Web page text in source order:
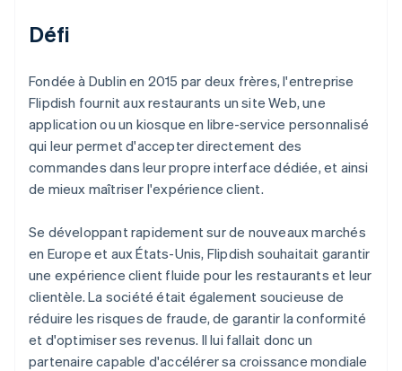
Défi
Fondée à Dublin en 2015 par deux frères, l'entreprise
Flipdish fournit aux restaurants un site Web, une
application ou un kiosque en libre-service personnalisé
qui leur permet d'accepter directement des
commandes dans leur propre interface dédiée, et ainsi
de mieux maîtriser l'expérience client.
Se développant rapidement sur de nouveaux marchés
en Europe et aux États-Unis, Flipdish souhaitait garantir
une expérience client fluide pour les restaurants et leur
clientèle. La société était également soucieuse de
réduire les risques de fraude, de garantir la conformité
et d'optimiser ses revenus. Il lui fallait donc un
partenaire capable d'accélérer sa croissance mondiale